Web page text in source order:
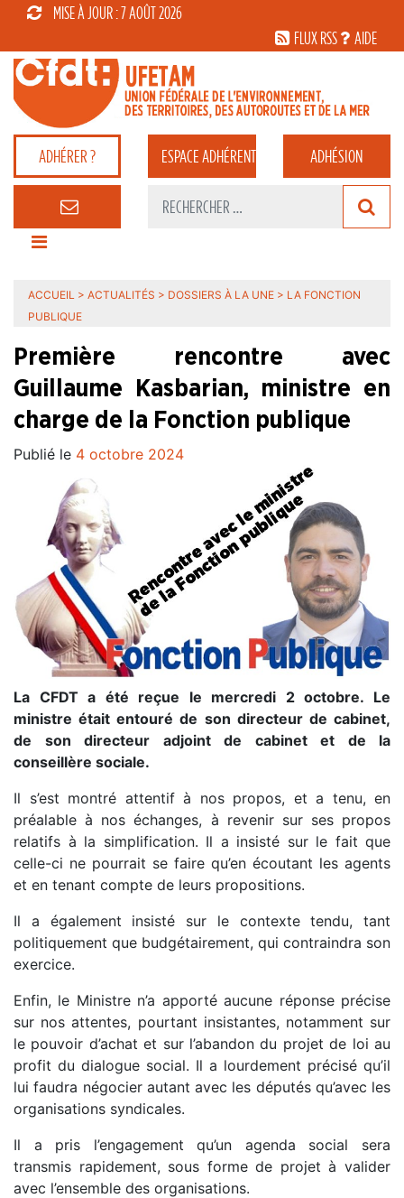
MISE À JOUR : 7 AOÛT 2026
FLUX RSS
AIDE
ADHÉRER ? ESPACEADHÉRENT ADHÉSION
ACCUEIL > ACTUALITÉS > DOSSIERS À LA UNE > LA FONCTION
PUBLIQUE
Première rencontre avec
Guillaume Kasbarian, ministre en
charge de la Fonction publique
Publié le 4 octobre 2024
La CFDT a été reçue le mercredi 2 octobre. Le
ministre était entouré de son directeur de cabinet,
de son directeur adjoint de cabinet et de la
conseillère sociale.
Il s’est montré attentif à nos propos, et a tenu, en
préalable à nos échanges, à revenir sur ses propos
relatifs à la simplification. Il a insisté sur le fait que
celle-ci ne pourrait se faire qu’en écoutant les agents
et en tenant compte de leurs propositions.
Il a également insisté sur le contexte tendu, tant
politiquement que budgétairement, qui contraindra son
exercice.
Enfin, le Ministre n’a apporté aucune réponse précise
sur nos attentes, pourtant insistantes, notamment sur
le pouvoir d’achat et sur l’abandon du projet de loi au
profit du dialogue social. Il a lourdement précisé qu’il
lui faudra négocier autant avec les députés qu’avec les
organisations syndicales.
Il a pris l’engagement qu’un agenda social sera
transmis rapidement, sous forme de projet à valider
avec l’ensemble des organisations.